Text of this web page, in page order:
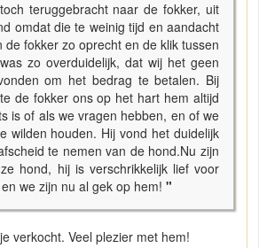
teruggebracht naar de fokker, uit
omdat die te weinig tijd en aandacht
de fokker zo oprecht en de klik tussen
zo overduidelijk, dat wij het geen
om het bedrag te betalen. Bij
de fokker ons op het hart hem altijd
is of als we vragen hebben, en of we
wilden houden. Hij vond het duidelijk
te nemen van de hond.Nu zijn
hond, hij is verschrikkelijk lief voor
we zijn nu al gek op hem! "
verkocht. Veel plezier met hem!